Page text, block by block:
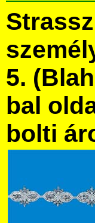
5.
bal
bolti